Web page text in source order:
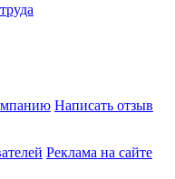
Написать отзыв
Реклама на сайте